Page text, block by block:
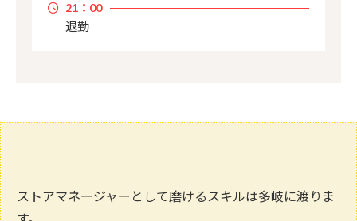
21：00
退勤
ストアマネージャーとして磨けるスキルは多岐に渡りま